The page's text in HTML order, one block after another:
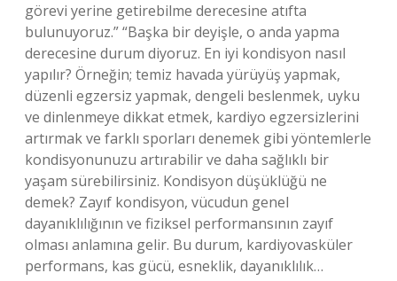
görevi yerine getirebilme derecesine atıfta
bulunuyoruz.” “Başka bir deyişle, o anda yapma
derecesine durum diyoruz. En iyi kondisyon nasıl
yapılır? Örneğin; temiz havada yürüyüş yapmak,
düzenli egzersiz yapmak, dengeli beslenmek, uyku
ve dinlenmeye dikkat etmek, kardiyo egzersizlerini
artırmak ve farklı sporları denemek gibi yöntemlerle
kondisyonunuzu artırabilir ve daha sağlıklı bir
yaşam sürebilirsiniz. Kondisyon düşüklüğü ne
demek? Zayıf kondisyon, vücudun genel
dayanıklılığının ve fiziksel performansının zayıf
olması anlamına gelir. Bu durum, kardiyovasküler
performans, kas gücü, esneklik, dayanıklılık…